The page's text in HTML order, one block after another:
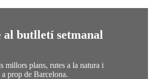
al butlletí setmanal
millors plans, rutes a la natura i
prop de Barcelona.